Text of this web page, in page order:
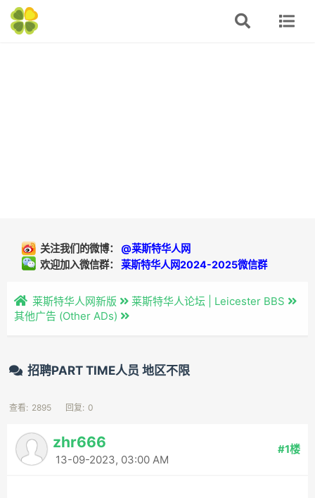
关注我们的微博： @莱斯特华人网
欢迎加入微信群： 莱斯特华人网2024-2025微信群
莱斯特华人网新版
莱斯特华人论坛 | Leicester BBS
其他广告 (Other ADs)
招聘PART TIME人员 地区不限
查看: 2895 回复: 0
zhr666
13-09-2023, 03:00 AM
#1楼